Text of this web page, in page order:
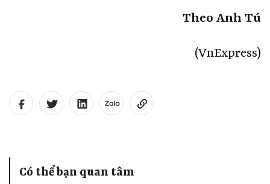
Theo Anh Tú
(VnExpress)
Có thể bạn quan tâm